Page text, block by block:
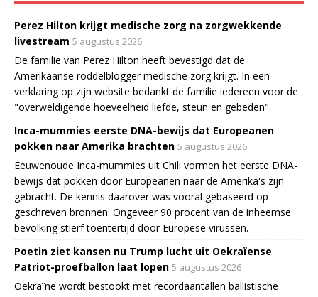
Perez Hilton krijgt medische zorg na zorgwekkende
livestream 5 augustus 2026
De familie van Perez Hilton heeft bevestigd dat de
Amerikaanse roddelblogger medische zorg krijgt. In een
verklaring op zijn website bedankt de familie iedereen voor de
"overweldigende hoeveelheid liefde, steun en gebeden".
Inca-mummies eerste DNA-bewijs dat Europeanen
pokken naar Amerika brachten 5 augustus 2026
Eeuwenoude Inca-mummies uit Chili vormen het eerste DNA-
bewijs dat pokken door Europeanen naar de Amerika's zijn
gebracht. De kennis daarover was vooral gebaseerd op
geschreven bronnen. Ongeveer 90 procent van de inheemse
bevolking stierf toentertijd door Europese virussen.
Poetin ziet kansen nu Trump lucht uit Oekraïense
Patriot-proefballon laat lopen 5 augustus 2026
Oekraïne wordt bestookt met recordaantallen ballistische